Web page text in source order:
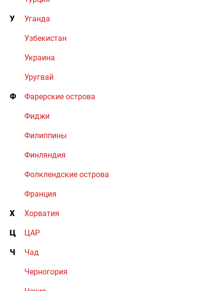
У Уганда
Узбекистан
Украина
Уругвай
Ф Фарерские острова
Фиджи
Филиппины
Финляндия
Фолклендские острова
Франция
Х Хорватия
Ц ЦАР
Ч Чад
Черногория